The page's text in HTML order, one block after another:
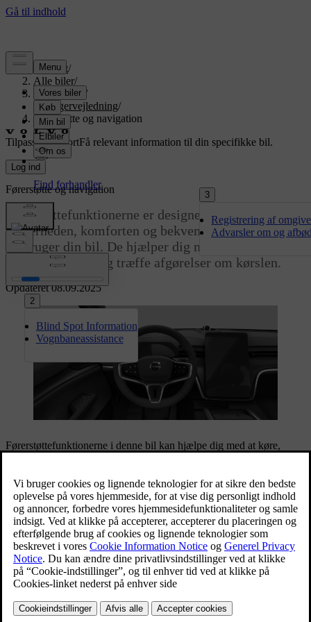
Support/
Alle biler/
EX90 2026 /
Brugervejledning/
Førerstøtte og navigation
Tilpasset supportFå relevant information til din specifikke bil.
Log ind
Opdateret 08.09.2025
Førerstøtte og navigation
Førerstøttefunktionerne er designet til at forbedre
sikkerheden, komforten og bekvemmeligheden, når
du bruger din bil. De hjælper dig med at køre,
planlægge ruten og træffe afgørelser om kørslen.
2
Blind Spot Information
Vognbaneassistance
3
Registrering af
Advarsler om og
Førerstøttefunktionerne i denne bil kan hjælpe dig med at køre,
Visse features er udformet til begge formål.
Når førerstøttefunktioner anvendes korrekt, kan de reducere det
nødvendige arbejde ved at køre, hjælpe med at mindske afledt
opmærksomhed og forbedre sikkerheden for dig og andre. De
benytter sig ofte af bilens evne til at overvåge og holde styr på sine
omgivelser. Nogle funktioner leverer denne information til dig for at
opnå øget førerbevidsthed, mens andre funktioner leverer hurtige
reaktioner på farer, som bilen identificerer.